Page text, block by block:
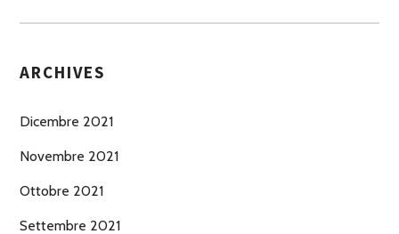
ARCHIVES
Dicembre 2021
Novembre 2021
Ottobre 2021
Settembre 2021